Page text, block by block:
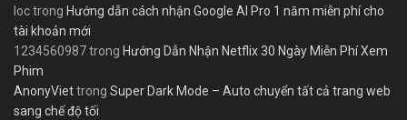
loctrong Hướng dẫn cách nhận Google AI Pro 1 năm miễn phí cho
tài khoản mới
1234560987trong Hướng Dẫn Nhận Netflix 30 Ngày Miễn Phí Xem
Phim
AnonyViettrong Super Dark Mode – Auto chuyển tất cả trang web
sang chế độ tối